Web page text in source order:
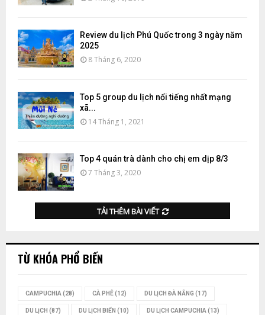
Review du lịch Phú Quốc trong 3 ngày năm
2025
8 Tháng 6, 2020
Top 5 group du lịch nổi tiếng nhất mạng
xã...
14 Tháng 1, 2021
Top 4 quán trà dành cho chị em dịp 8/3
7 Tháng 3, 2020
TẢI THÊM BÀI VIẾT
TỪ KHÓA PHỔ BIẾN
CAMPUCHIA(28) CÀ PHÊ(12) DU LỊCH ĐÀ NẴNG (17)
DU LỊCH (87) DU LỊCH BIỂN (10) DU LỊCH CAMPUCHIA(13)